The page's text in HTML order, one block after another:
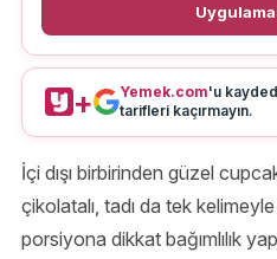
+ Yemek.com'u
tarifleri kaçırmayın.
İçi dışı birbirinden güzel
çikolatalı, tadı da tek
porsiyona dikkat bağımlılık